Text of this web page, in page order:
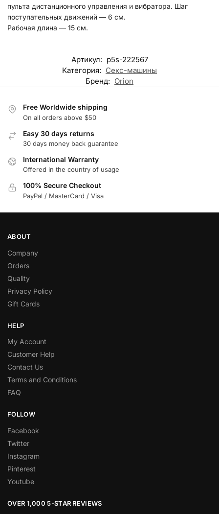
пульта дистанционного управления и вибратора. Шаг
поступательных движений — 6 см.
Рабочая длина — 15 см.
Артикул: p5s-222567
Категория: Секс-машины
Бренд: Orion
Free Worldwide shipping
On all orders above $50
Easy 30 days returns
30 days money back guarantee
International Warranty
Offered in the country of usage
100% Secure Checkout
PayPal / MasterCard / Visa
ABOUT
Company
Orders
Quality
Privacy Policy
Gift Cards
HELP
My Account
Customer Help
Contact Us
Terms and Conditions
FAQ
FOLLOW
Facebook
Twitter
Instagram
Pinterest
Youtube
OVER 1,000 5-STAR REVIEWS